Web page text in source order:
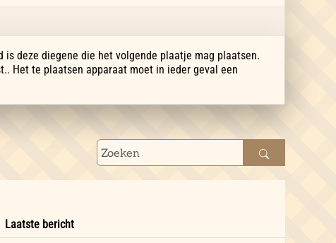
deze diegene die het volgende plaatje mag plaatsen.
Het te plaatsen apparaat moet in ieder geval een
Laatste bericht